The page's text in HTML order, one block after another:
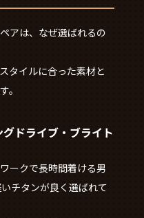
アは、なぜ選ばれるの
タイルに合った素材と
。
ドライブ・ブライト
ークで長時間着ける男
チタンが良く選ばれて